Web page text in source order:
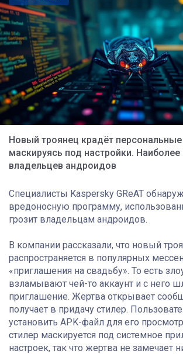
Новый троянец крадёт
маскируясь под настройки. Наиболее
владельцев андроидов
Специалисты Kaspersky GReAT
вредоносную программу,
грозит владельцам андроидов.
В компании рассказали, что новый
распространяется в популярных
«приглашения на свадьбу». То есть
взламывают чей-то аккаунт и с него
приглашение. Жертва открывает
получает в придачу стилер.
установить APK-файл для его
стилер маскируется под системное
настроек, так что жертва не замечает